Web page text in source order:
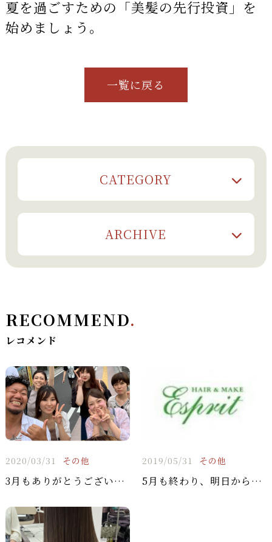
夏を過ごすための「美髪の先行投資」を
始めましょう。
一覧に戻る
CATEGORY
ARCHIVE
RECOMMEND.
レコメンド
2020/03/31 その他
3月もありがとうございました！！
2019/05/31 その他
5月も終わり、明日から6月です♪